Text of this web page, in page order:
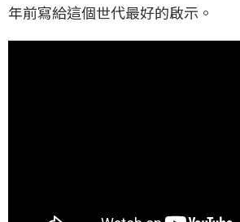
年前寫給這個世代最好的啟示。